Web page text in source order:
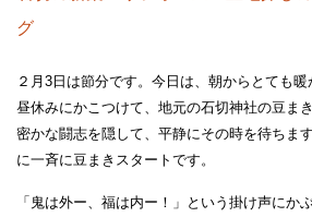
グ
２月3日は節分です。今日は、朝からとても暖
昼休みにかこつけて、地元の石切神社の豆ま
密かな闘志を隠して、平静にその時を待ちま
に一斉に豆まきスタートです。
「鬼は外ー、福は内ー！」という掛け声にか